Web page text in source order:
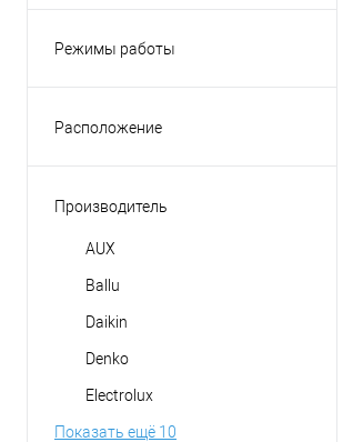
Режимы работы
Расположение
Производитель
AUX
Ballu
Daikin
Denko
Electrolux
Показать ещё 10